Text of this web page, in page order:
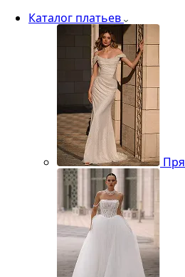
Каталог платьев